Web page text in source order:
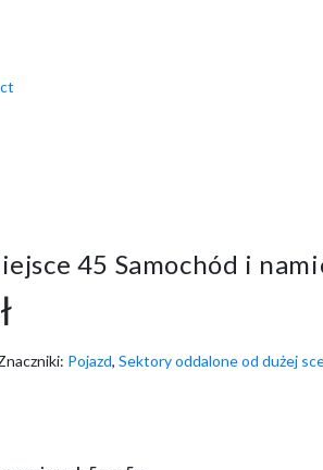
45 Samochód i
Pojazd, Sektory oddalone od dużej